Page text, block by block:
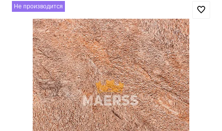
Не производится